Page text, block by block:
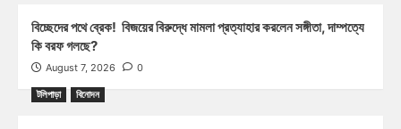
বিচ্ছেদের পথে ব্রেক! বিজয়ের বিরুদ্ধে মামলা প্রত্যাহার করলেন সঙ্গীতা, দাম্পত্যে
কি বরফ গলছে?
August 7, 2026 0
টলিপাড়া বিনোদন